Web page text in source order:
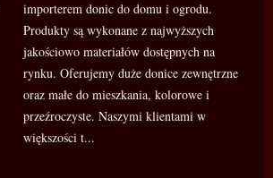
importerem donic do domu i ogrodu.
Produkty są wykonane z najwyższych
jakościowo materiałów dostępnych na
rynku. Oferujemy duże donice zewnętrzne
oraz małe do mieszkania, kolorowe i
przeźroczyste. Naszymi klientami w
większości t...